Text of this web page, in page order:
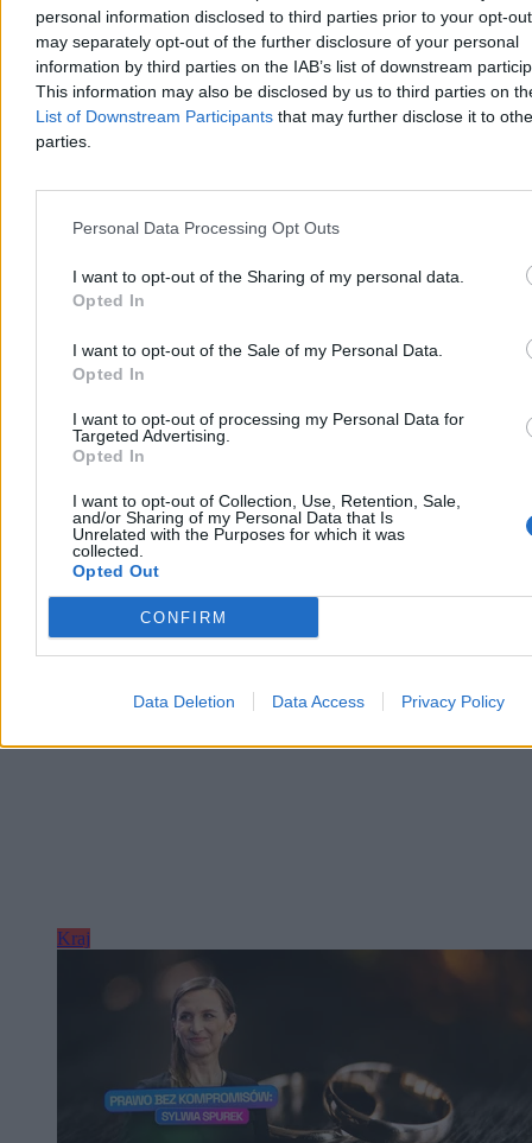
personal information disclosed to third parties prior to your opt-
may separately opt-out of the further disclosure of your personal
information by third parties on the IAB’s list of downstream
This information may also be disclosed by us to third parties on
List of Downstream Participants that may further disclose it to
parties.
Personal Data Processing Opt Outs
I want to opt-out of the Sharing of my personal data.
Opted In
I want to opt-out of the Sale of my Personal Data.
Opted In
I want to opt-out of processing my Personal Data for
Targeted Advertising.
Opted In
I want to opt-out of Collection, Use, Retention, Sale,
and/or Sharing of my Personal Data that Is
Unrelated with the Purposes for which it was
collected.
Opted Out
CONFIRM
Data Deletion Data Access Privacy Policy
Chwila ochłody, ale potem lato nie odpuści. Mamy
nową wakacyjną prognozę
Po fali upałów, w trakcie których temperatury sięgały 40 st. C,
czeka nas ochłodzenie. Jak podają meteorolodzy, nie potrwa ono
długo. – Lato nie odpuszcza, choć okresy cieplejsze będą
Zero.pl Przemysław Makarewicz z Instytutu Meteorologii i
Gospodarki Wodnej.
Paweł Żurek
Wczoraj 19:12
Reklama
Kraj